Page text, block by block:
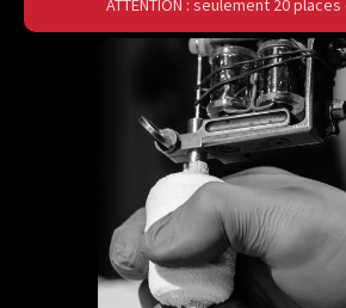
ATTENTION : seulement 20